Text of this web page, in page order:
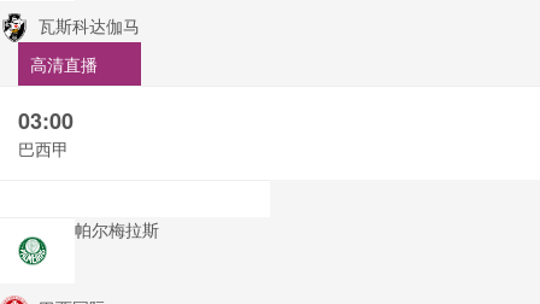
瓦斯科达伽马
高清直播
03:00
巴西甲
帕尔梅拉斯